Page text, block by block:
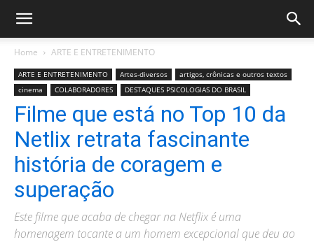
Home ARTE E ENTRETENIMENTO
ARTE E ENTRETENIMENTO Artes-diversos
artigos, crônicas e outros textos
cinema
COLABORADORES DESTAQUES PSICOLOGIAS DO BRASIL
Filme que está no Top 10 da
Netlix retrata fascinante
história de coragem e
superação
Este filme que acaba de chegar na Netflix é uma
homenagem tocante a um homem excepcional que deu ao